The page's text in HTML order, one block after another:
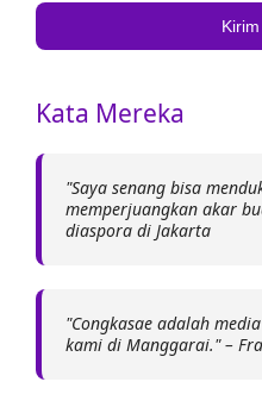
Kata Mereka
"Saya senang bisa
memperjuangkan akar
diaspora di Jakarta
"Congkasae adalah
kami di Manggarai." –